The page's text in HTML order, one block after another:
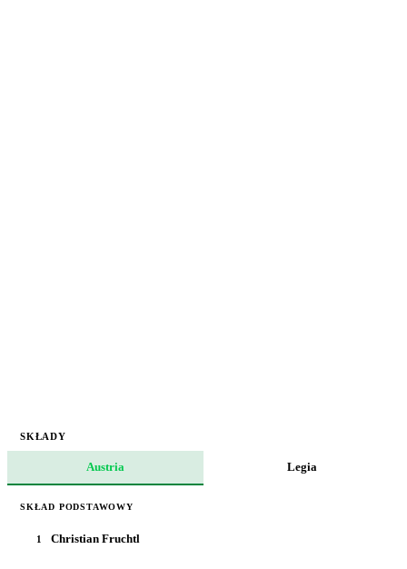
SKŁADY
Austria Legia
SKŁAD PODSTAWOWY
1 Christian Fruchtl